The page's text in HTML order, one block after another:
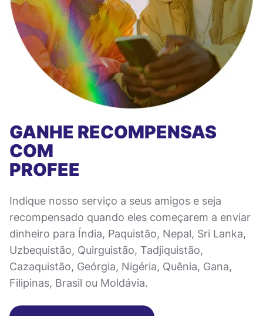
GANHE RECOMPENSAS
COM
PROFEE
Indique nosso serviço a seus amigos e seja
recompensado quando eles começarem a enviar
dinheiro para Índia, Paquistão, Nepal, Sri Lanka,
Uzbequistão, Quirguistão, Tadjiquistão,
Cazaquistão, Geórgia, Nigéria, Quênia, Gana,
Filipinas, Brasil ou Moldávia.